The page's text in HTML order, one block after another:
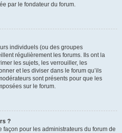
par le fondateur du forum.
individuels (ou des groupes
régulièrement les forums. Ils ont la
les sujets, les verrouiller, les
et les diviser dans le forum qu’ils
sont présents pour que les
sur le forum.
?
façon pour les administrateurs du forum de